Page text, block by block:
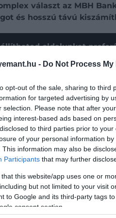
- Do Not Process
opt-out of the sale, sharing to third
for targeted advertising by
selection. Please note that after
interest-based ads based on
to third parties prior to
of your personal information
This information may also be
Participants that may further
that this website/app uses one or
but not limited to your visit
to Google and its third-party tags
consent section.
választ az MBH
és hosszú távú
oldalunkat
nem pusztán pénzügyi
értékek hordozója. A
a generációk közötti
nemesfémről,
átlátható, strukturált
szakmai
az MBH Csoport
férjenek hozzá a
többek között az Apelso
és L Investment, valamint